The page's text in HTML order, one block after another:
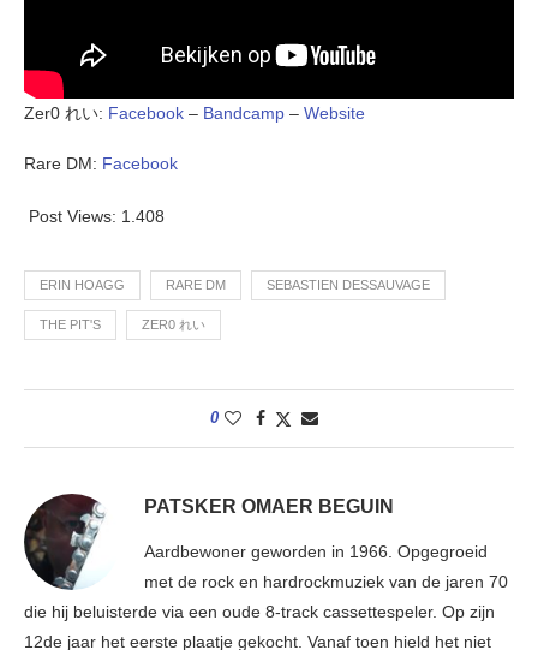
Zer0 れい: Facebook – Bandcamp – Website
Rare DM: Facebook
Post Views: 1.408
ERIN HOAGG RARE DM SEBASTIEN DESSAUVAGE
THE PIT'S ZER0 れい
0
PATSKER OMAER BEGUIN
Aardbewoner geworden in 1966. Opgegroeid
met de rock en hardrockmuziek van de jaren 70
die hij beluisterde via een oude 8-track cassettespeler. Op zijn
12de jaar het eerste plaatje gekocht. Vanaf toen hield het niet